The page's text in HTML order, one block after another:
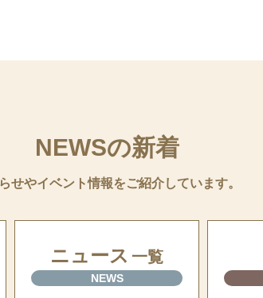
NEWSの新着
せやイベント情報をご紹介しています。
ニュース 一覧
NEWS